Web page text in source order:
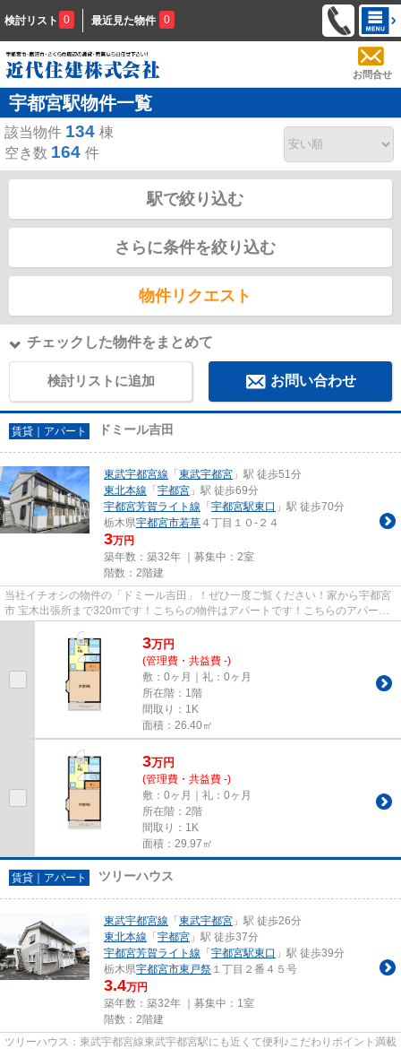
検討リスト 0 最近見た物件 0
お問合せ
宇都宮駅物件一覧
該当物件 134 棟
空き数 164 件
駅で絞り込む
さらに条件を絞り込む
物件リクエスト
チェックした物件をまとめて
検討リストに追加 お問い合わせ
賃貸｜アパート ドミール吉田
東武宇都宮線 「 東武宇都宮 」駅 徒歩51分
東北本線 「 宇都宮 」駅 徒歩69分
宇都宮芳賀ライト線 「 宇都宮駅東口 」駅 徒歩70分
栃木県宇都宮市若草 ４丁目１０-２４
3万円
築年数：築32年 ｜募集中： 2室
階数：2階建
当社イチオシの物件の「ドミール吉田」！ぜひ一度ご覧ください！家から宇都宮
市 宝木出張所まで320mです！こちらの物件はアパートです！こちらのアパート
3万円
(管理費・共益費 -)
敷：0ヶ月｜礼：0ヶ月
所在階：1階
間取り：1K
面積：26.40㎡
3万円
(管理費・共益費 -)
敷：0ヶ月｜礼：0ヶ月
所在階：2階
間取り：1K
面積：29.97㎡
賃貸｜アパート ツリーハウス
東武宇都宮線 「 東武宇都宮 」駅 徒歩26分
東北本線 「 宇都宮 」駅 徒歩37分
宇都宮芳賀ライト線 「 宇都宮駅東口 」駅 徒歩39分
栃木県宇都宮市東戸祭 １丁目２番４５号
3.4万円
築年数：築32年 ｜募集中： 1室
階数：2階建
ツリーハウス：東武宇都宮線東武宇都宮駅にも近くて便利♪こだわりポイント満載